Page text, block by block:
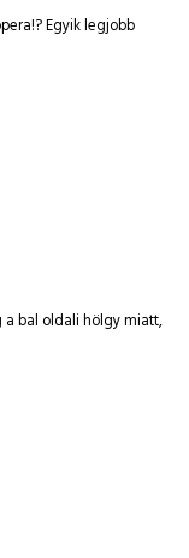
Egyik legjobb
a bal oldali hölgy miatt,